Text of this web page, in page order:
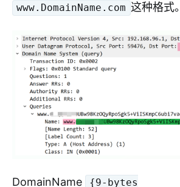
www.DomainName.com 这种格式。
DomainName {9-bytes